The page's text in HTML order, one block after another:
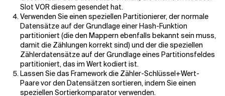
Slot VOR diesem gesendet hat.
Verwenden Sie einen speziellen Partitionierer, der normale
Datensätze auf der Grundlage einer Hash-Funktion
partitioniert (die den Mappern ebenfalls bekannt sein muss,
damit die Zählungen korrekt sind) und der die speziellen
Zählerdatensätze auf der Grundlage eines Partitionsfeldes
partitioniert, das im Wert kodiert ist.
Lassen Sie das Framework die Zähler-Schlüssel+Wert-
Paare vor den Datensätzen sortieren, indem Sie einen
speziellen Sortierkomparator verwenden.